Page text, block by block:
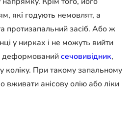
які годують немовлят, а
протизапальний засіб. Або ж
у нирках і не можуть вийти
деформованийсечовивідник,
коліку. При такому запальному
вживати анісову олію або ліки